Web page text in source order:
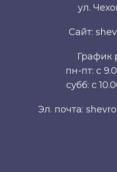
ул.
Сайт:
График
пн-пт: с
субб: с
Эл. почта: